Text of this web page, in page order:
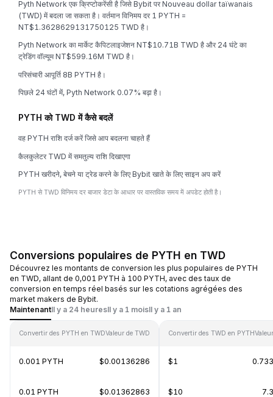
Pyth Network एक क्रिप्टोकरेंसी है जिसे Bybit पर Nouveau dollar taïwanais
(TWD) में बदला जा सकता है। वर्तमान विनिमय दर 1 PYTH =
NT$1.3628629131750125 TWD है।
Pyth Network का मार्केट कैपिटलाइजेशन NT$10.71B TWD है और 24 घंटे का
ट्रेडिंग वॉल्यूम NT$599.16M TWD है।
परिसंचारी आपूर्ति 8B PYTH है।
पिछले 24 घंटों में, Pyth Network 0.07% बढ़ा है।
PYTH को TWD में कैसे बदलें
वह PYTH राशि दर्ज करें जिसे आप बदलना चाहते हैं
कैलकुलेटर TWD में समतुल्य राशि दिखाएगा
PYTH खरीदने, बेचने या ट्रेड करने के लिए Bybit खाते के लिए साइन अप करें
PYTH से TWD विनिमय दर बाजार डेटा के आधार पर वास्तविक समय में अपडेट होती है।
Conversions populaires de PYTH en TWD
Découvrez les montants de conversion les plus populaires de PYTH
en TWD, allant de 0,001 PYTH à 100 PYTH, avec des taux de
conversion en temps réel basés sur les cotations agrégées des
market makers de Bybit.
MaintenantIl y a 24 heuresIl y a 1 moisIl y a 1 an
Convertir des PYTH en TWDValeur de TWD
0.001 PYTH $0.00136286
0.01 PYTH $0.01362863
Convertir des TWD en PYTH
$1
$10